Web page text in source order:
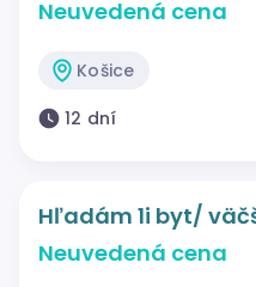
Neuvedená cena
Košice
12 dní
Hľadám 1i byt/
Neuvedená cena